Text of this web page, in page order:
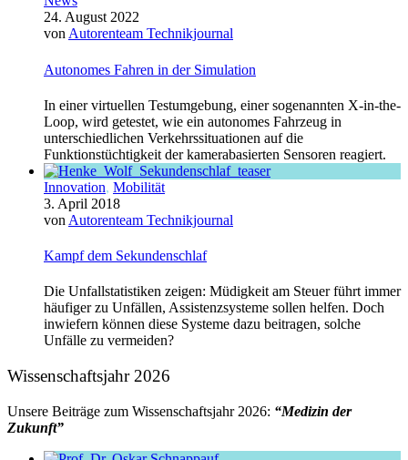
24. August 2022
von Autorenteam Technikjournal
Autonomes Fahren in der Simulation
In einer virtuellen Testumgebung, einer sogenannten X-in-the-
Loop, wird getestet, wie ein autonomes Fahrzeug in
unterschiedlichen Verkehrssituationen auf die
Funktionstüchtigkeit der kamerabasierten Sensoren reagiert.
Innovation, Mobilität
3. April 2018
von Autorenteam Technikjournal
Kampf dem Sekundenschlaf
Die Unfallstatistiken zeigen: Müdigkeit am Steuer führt immer
häufiger zu Unfällen, Assistenzsysteme sollen helfen. Doch
inwiefern können diese Systeme dazu beitragen, solche
Unfälle zu vermeiden?
Wissenschaftsjahr 2026
Unsere Beiträge zum Wissenschaftsjahr 2026: “Medizin der
Zukunft”